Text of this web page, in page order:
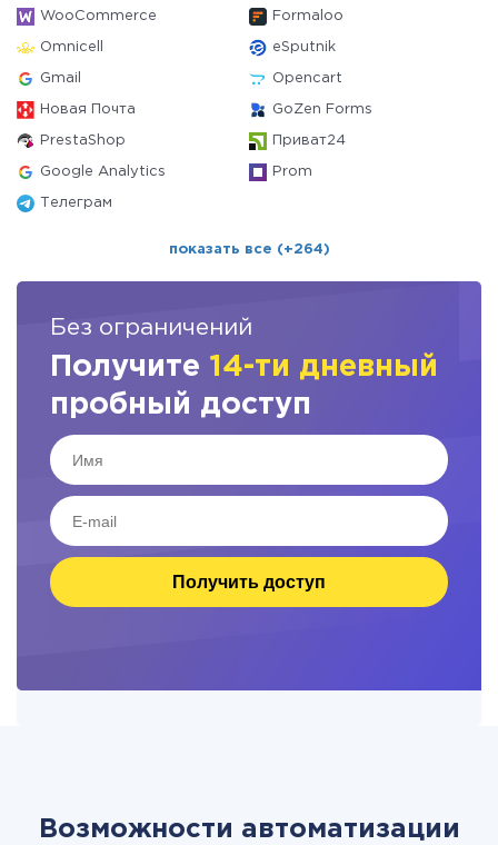
WooCommerce Formaloo
Omnicell eSputnik
Gmail Opencart
Новая Почта GoZen Forms
PrestaShop Приват24
Google Analytics Prom
Телеграм
показать все (+264)
Без ограничений
Получите 14-ти дневный
пробный доступ
Получить доступ
Возможности автоматизации